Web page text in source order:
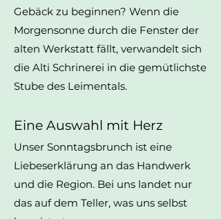
Gebäck zu beginnen? Wenn die
Morgensonne durch die Fenster der
alten Werkstatt fällt, verwandelt sich
die Alti Schrinerei in die gemütlichste
Stube des Leimentals.
Eine Auswahl mit Herz
Unser Sonntagsbrunch ist eine
Liebeserklärung an das Handwerk
und die Region. Bei uns landet nur
das auf dem Teller, was uns selbst